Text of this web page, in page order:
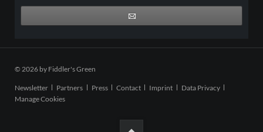
© 2026 by Fiddler's Green
Skip
navigation
Newsletter Partners Press Contact Imprint
Data Privacy
Manage Cookies